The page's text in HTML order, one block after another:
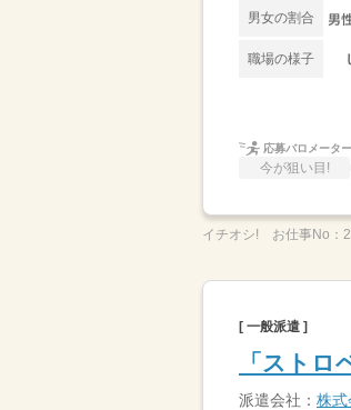
男女の割合
職場の様子
応募バロメーター
今が狙い目!
イチオシ! お仕事No：
[ 一般派遣 ]
「スト
派遣会社： 株式